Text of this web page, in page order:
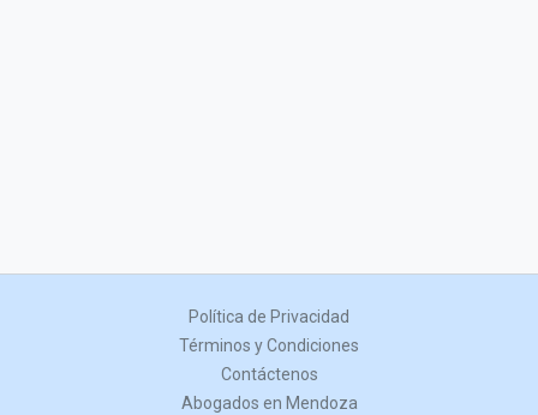
Política de Privacidad
Términos y Condiciones
Contáctenos
Abogados en Mendoza